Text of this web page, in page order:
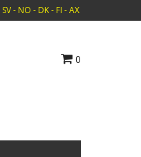
SV - NO - DK - FI - AX
0